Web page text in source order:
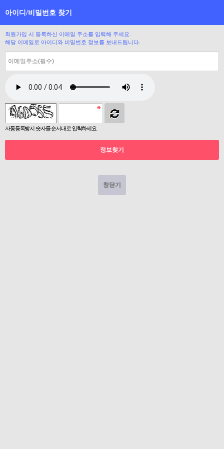
아이디/비밀번호 찾기
회원가입 시 등록하신 이메일 주소를 입력해 주세요.
해당 이메일로 아이디와 비밀번호 정보를 보내드립니다.
자동등록방지 숫자를 순서대로 입력하세요.
창닫기